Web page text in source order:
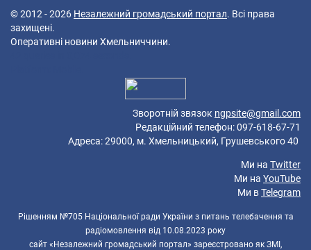
© 2012 - 2026 Незалежний громадський портал. Всі права
захищені.
Оперативні новини Хмельниччини.
Зворотній звязок ngpsite@gmail.com
Редакційний телефон: 097-618-67-71
Адреса: 29000, м. Хмельницький, Грушевського 40
Ми на Twitter
Ми на YouTube
Ми вTelegram
Рішенням №705 Національної ради України з питань телебачення та
радіомовлення від 10.08.2023 року
сайт «Незалежний громадський портал» зареєстровано як ЗМІ,